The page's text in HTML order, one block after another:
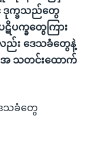
ဒုက္ခသည်တွေ
ပက္ခတွေကြား
း ဒေသခံတွေနဲ့
ေ သတင်းထောက်
သခံတွေ